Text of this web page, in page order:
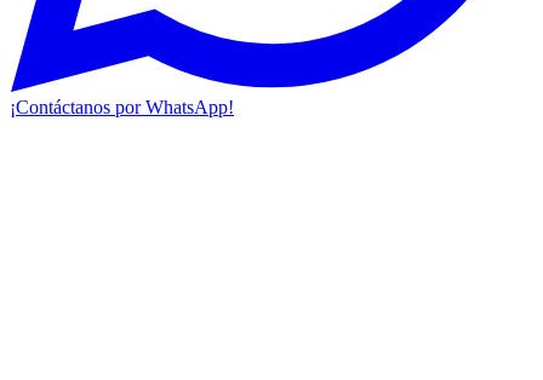
¡Contáctanos por WhatsApp!